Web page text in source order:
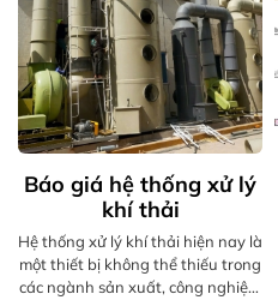
Báo giá hệ thống xử lý
khí thải
Hệ thống xử lý khí thải hiện nay là
một thiết bị không thể thiếu trong
các ngành sản xuất, công nghiệp.